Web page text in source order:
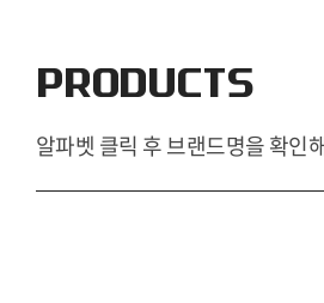
PRODUCTS
알파벳 클릭 후 브랜드명을 확인